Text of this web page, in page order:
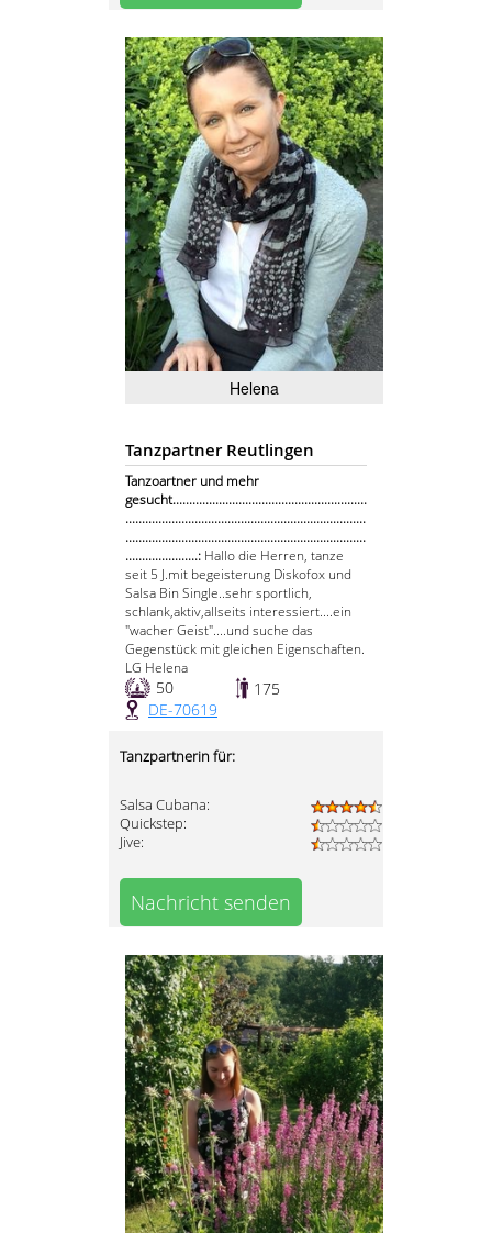
Helena
Tanzpartner Reutlingen
Tanzoartner und mehr
gesucht...........................................................
.........................................................................
.........................................................................
......................: Hallo die Herren, tanze
seit 5 J.mit begeisterung Diskofox und
Salsa Bin Single..sehr sportlich,
schlank,aktiv,allseits interessiert....ein
"wacher Geist"....und suche das
Gegenstück mit gleichen Eigenschaften.
LG Helena
50
175
DE-70619
Tanzpartnerin für:
Salsa Cubana:
Quickstep:
Jive:
Nachricht senden